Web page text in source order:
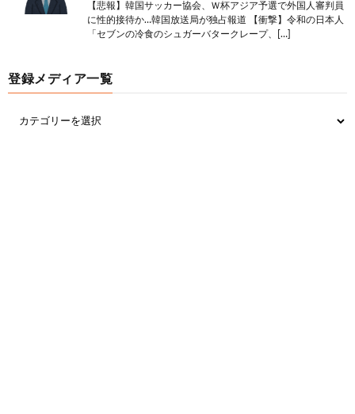
【悲報】韓国サッカー協会、Ｗ杯アジア予選で外国人審判員
に性的接待か…韓国放送局が独占報道 【衝撃】令和の日本人
「セブンの冷食のシュガーバタークレープ、[…]
登録メディア一覧